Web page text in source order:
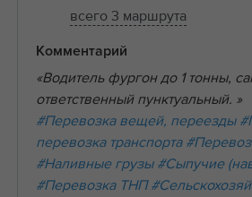
всего 3 маршрута
Комментарий
«Водитель фургон до 1 тонны,
ответственный пунктуальный. »
#Перевозка вещей, переезды
перевозка транспорта
#Наливные грузы #Сыпучие
#Перевозка ТНП